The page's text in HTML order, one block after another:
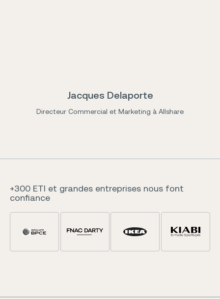
Jacques Delaporte
Directeur Commercial et Marketing à Allshare
+300 ETI et grandes entreprises nous font
confiance